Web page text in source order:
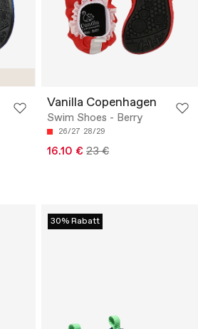
Vanilla Copenhagen
Swim Shoes - Berry
26/27 28/29
16.10 € 23 €
30% Rabatt